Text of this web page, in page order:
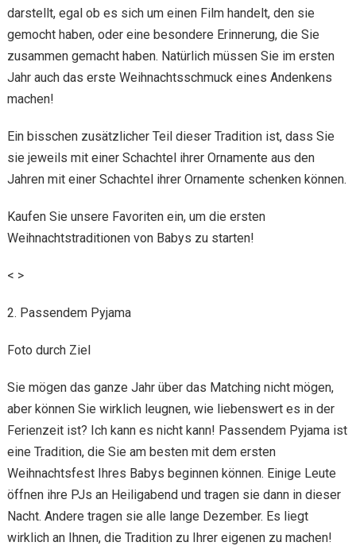
darstellt, egal ob es sich um einen Film handelt, den sie
gemocht haben, oder eine besondere Erinnerung, die Sie
zusammen gemacht haben. Natürlich müssen Sie im ersten
Jahr auch das erste Weihnachtsschmuck eines Andenkens
machen!
Ein bisschen zusätzlicher Teil dieser Tradition ist, dass Sie
sie jeweils mit einer Schachtel ihrer Ornamente aus den
Jahren mit einer Schachtel ihrer Ornamente schenken können.
Kaufen Sie unsere Favoriten ein, um die ersten
Weihnachtstraditionen von Babys zu starten!
< >
2. Passendem Pyjama
Foto durch Ziel
Sie mögen das ganze Jahr über das Matching nicht mögen,
aber können Sie wirklich leugnen, wie liebenswert es in der
Ferienzeit ist? Ich kann es nicht kann! Passendem Pyjama ist
eine Tradition, die Sie am besten mit dem ersten
Weihnachtsfest Ihres Babys beginnen können. Einige Leute
öffnen ihre PJs an Heiligabend und tragen sie dann in dieser
Nacht. Andere tragen sie alle lange Dezember. Es liegt
wirklich an Ihnen, die Tradition zu Ihrer eigenen zu machen!